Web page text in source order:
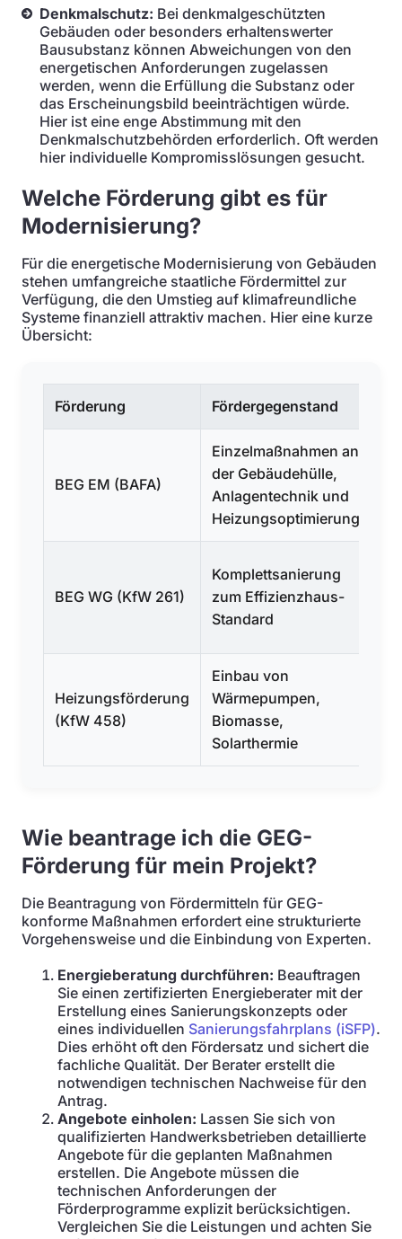
Denkmalschutz: Bei denkmalgeschützten
Gebäuden oder besonders erhaltenswerter
Bausubstanz können Abweichungen von den
energetischen Anforderungen zugelassen
werden, wenn die Erfüllung die Substanz oder
das Erscheinungsbild beeinträchtigen würde.
Hier ist eine enge Abstimmung mit den
Denkmalschutzbehörden erforderlich. Oft werden
hier individuelle Kompromisslösungen gesucht.
Welche Förderung gibt es für
Modernisierung?
Für die energetische Modernisierung von Gebäuden
stehen umfangreiche staatliche Fördermittel zur
Verfügung, die den Umstieg auf klimafreundliche
Systeme finanziell attraktiv machen. Hier eine kurze
Übersicht:
Förderung Fördergegenstand
BEG EM (BAFA)
Einzelmaßnahmen an
der Gebäudehülle,
Anlagentechnik und
Heizungsoptimierung
BEG WG (KfW 261)
Komplettsanierung
zum Effizienzhaus-
Standard
Heizungsförderung
(KfW 458)
Einbau von
Wärmepumpen,
Biomasse,
Solarthermie
Wie beantrage ich die GEG-
Förderung für mein Projekt?
Die Beantragung von Fördermitteln für GEG-
konforme Maßnahmen erfordert eine strukturierte
Vorgehensweise und die Einbindung von Experten.
Energieberatung durchführen: Beauftragen
Sie einen zertifizierten Energieberater mit der
Erstellung eines Sanierungskonzepts oder
eines individuellen Sanierungsfahrplans (iSFP).
Dies erhöht oft den Fördersatz und sichert die
fachliche Qualität. Der Berater erstellt die
notwendigen technischen Nachweise für den
Antrag.
Angebote einholen: Lassen Sie sich von
qualifizierten Handwerksbetrieben detaillierte
Angebote für die geplanten Maßnahmen
erstellen. Die Angebote müssen die
technischen Anforderungen der
Förderprogramme explizit berücksichtigen.
Vergleichen Sie die Leistungen und achten Sie